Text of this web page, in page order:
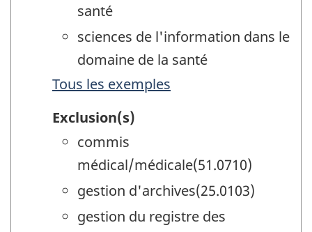
santé
sciences de l'information dans le
domaine de la santé
Tous les exemples
Exclusion(s)
commis
médical/médicale(51.0710)
gestion d'archives(25.0103)
gestion du registre des